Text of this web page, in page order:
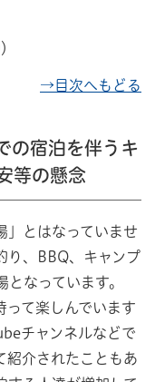
→目次へもどる
宿泊を伴うキ
等の懸念
」とはなっていませ
り、BBQ、キャンプ
なっています。
って楽しんでいます
チャンネルなどで
紹介されたこともあ